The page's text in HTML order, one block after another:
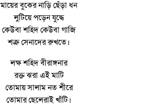
মায়ের বুকের নাড়ি ছেঁড়া ধন
লুটিয়ে পড়েন যুদ্ধে
কেউবা শহিদ কেউবা গাজি
শত্রু সেনাদের রুখতে।
লক্ষ শহিদ বীরাঙ্গনার
রক্ত ঝরা এই মাটি
তোমায় সালাম নত শীরে
তোমার ছেলেরাই খাঁটি।